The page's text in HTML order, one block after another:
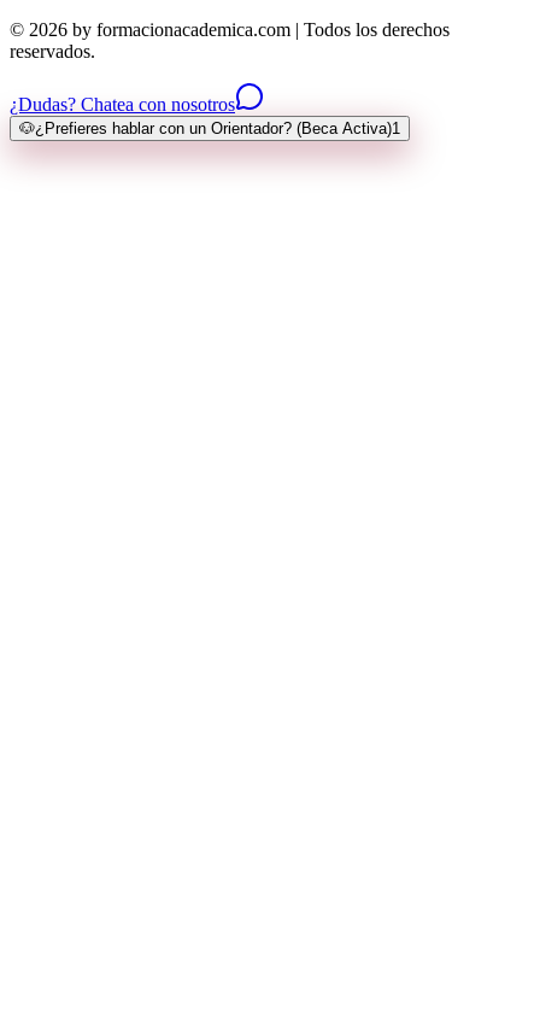
© 2026 by formacionacademica.com | Todos los derechos
reservados.
¿Dudas? Chatea con nosotros
🐶¿Prefieres hablar con un Orientador? (Beca Activa)1